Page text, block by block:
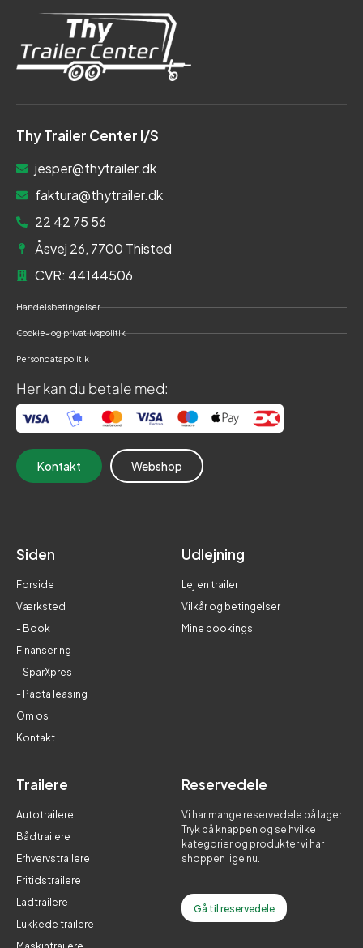
Thy Trailer Center I/S
jesper@thytrailer.dk
faktura@thytrailer.dk
22 42 75 56
Åsvej 26, 7700 Thisted
CVR: 44144506
Handelsbetingelser
Cookie- og privatlivspolitik
Persondatapolitik
Her kan du betale med:
Kontakt Webshop
Siden
Forside
Værksted
- Book
Finansering
- SparXpres
- Pacta leasing
Om os
Kontakt
Udlejning
Lej en trailer
Vilkår og betingelser
Mine bookings
Trailere
Autotrailere
Bådtrailere
Erhvervstrailere
Fritidstrailere
Ladtrailere
Lukkede trailere
Reservedele
Vi har mange reservedele på lager.
Tryk på knappen og se hvilke
kategorier og produkter vi har
shoppen lige nu.
Gå til reservedele